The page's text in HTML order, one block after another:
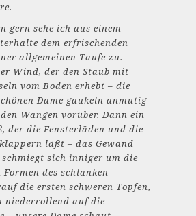
gern sehe ich aus einem
dem erfrischenden
allgemeinen Taufe zu.
Wind, der den Staub mit
vom Boden erhebt – die
Dame gaukeln anmutig
Wangen vorüber. Dann ein
der die Fensterläden und die
läßt – das Gewand
schmiegt sich inniger um die
des schlanken
die ersten schweren Topfen,
niederrollend auf die